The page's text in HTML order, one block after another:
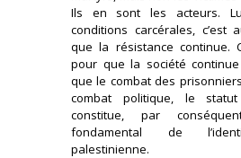
Ils en sont les acteurs.
conditions carcérales, c’est
que la résistance continue.
pour que la société continue
que le combat des
combat politique, le
constitue, par
fondamental de
palestinienne.